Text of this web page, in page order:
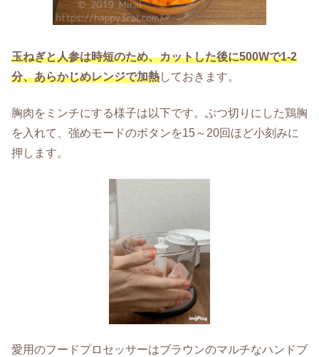
玉ねぎと人参は時短のため、カットした後に500Wで1-2
分、あらかじめレンジで加熱しておきます。
胸肉をミンチにする様子は以下です。ぶつ切りにした鶏胸
を入れて、強めモードのボタンを15～20回ほど小刻みに
押します。
愛用のフードプロセッサーはブラウンのマルチなハンドブ